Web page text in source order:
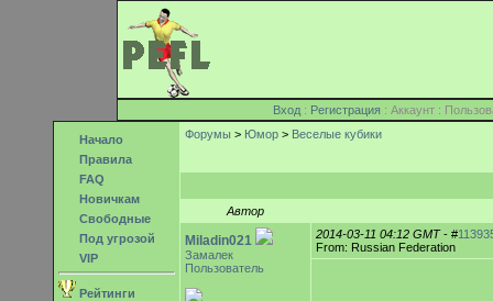
Вход : Регистрация : Аккаунт :
Начало
Правила
FAQ
Новичкам
Свободные
Под угрозой
VIP
Рейтинги
Форумы > Юмор> Веселые кубики
Автор
Miladin021
Замалек
Пользователь
2014-03-11 04:12 GMT- #
From: Russian Federation